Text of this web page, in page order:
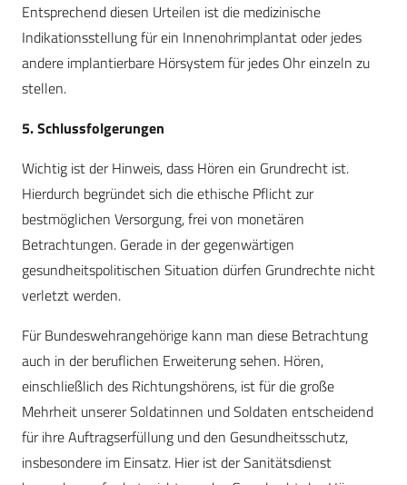
Entsprechend diesen Urteilen ist die medizinische
Indikationsstellung für ein Innenohrimplantat oder jedes
andere implantierbare Hörsystem für jedes Ohr einzeln zu
stellen.
5. Schlussfolgerungen
Wichtig ist der Hinweis, dass Hören ein Grundrecht ist.
Hierdurch begründet sich die ethische Pflicht zur
bestmöglichen Versorgung, frei von monetären
Betrachtungen. Gerade in der gegenwärtigen
gesundheitspolitischen Situation dürfen Grundrechte nicht
verletzt werden.
Für Bundeswehrangehörige kann man diese Betrachtung
auch in der beruflichen Erweiterung sehen. Hören,
einschließlich des Richtungshörens, ist für die große
Mehrheit unserer Soldatinnen und Soldaten entscheidend
für ihre Auftragserfüllung und den Gesundheitsschutz,
insbesondere im Einsatz. Hier ist der Sanitätsdienst